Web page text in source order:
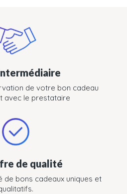
de votre bon cadeau
avec le prestataire
de qualité
de bons cadeaux uniques et